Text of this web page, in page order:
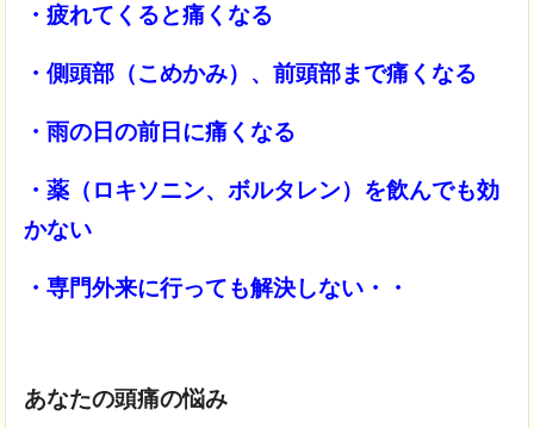
・疲れてくると痛くなる
・側頭部（こめかみ）、前頭部まで痛くなる
・雨の日の前日に痛くなる
・薬（ロキソニン、ボルタレン）を飲んでも効
かない
・専門外来に行っても解決しない・・
あなたの頭痛の悩み